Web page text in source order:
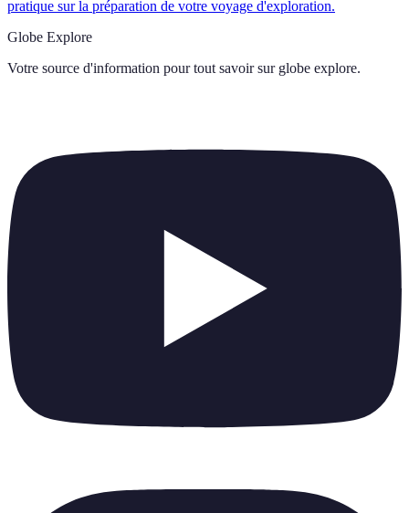
pratique sur la préparation de votre voyage d'exploration.
Globe Explore
Votre source d'information pour tout savoir sur globe explore.